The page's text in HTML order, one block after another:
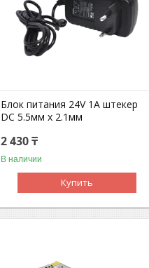
Блок питания 24V 1А штекер
DC 5.5мм х 2.1мм
2 430 ₸
В наличии
Купить